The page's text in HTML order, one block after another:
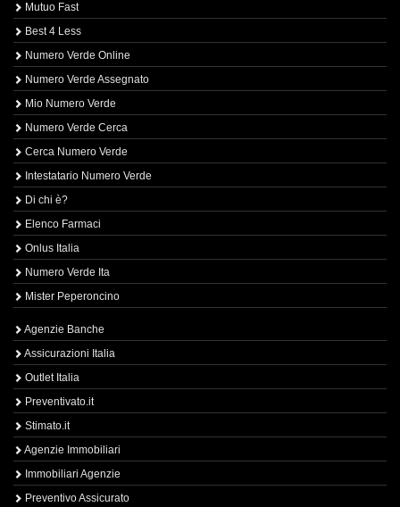
Mutuo Fast
Best 4 Less
Numero Verde Online
Numero Verde Assegnato
Mio Numero Verde
Numero Verde Cerca
Cerca Numero Verde
Intestatario Numero Verde
Di chi è?
Elenco Farmaci
Onlus Italia
Numero Verde Ita
Mister Peperoncino
Agenzie Banche
Assicurazioni Italia
Outlet Italia
Preventivato.it
Stimato.it
Agenzie Immobiliari
Immobiliari Agenzie
Preventivo Assicurato